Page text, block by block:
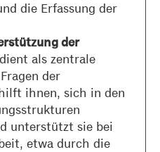
die Erfassung der
der
als zentrale
der
ihnen, sich in den
unterstützt sie bei
etwa durch die